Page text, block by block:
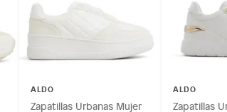
ALDO
Zapatillas Urbanas Mujer
ALDO
Zapatillas